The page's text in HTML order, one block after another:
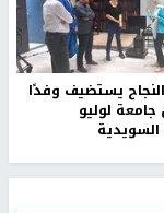
يستضيف وفدًا
جامعة لوليو
السويدية